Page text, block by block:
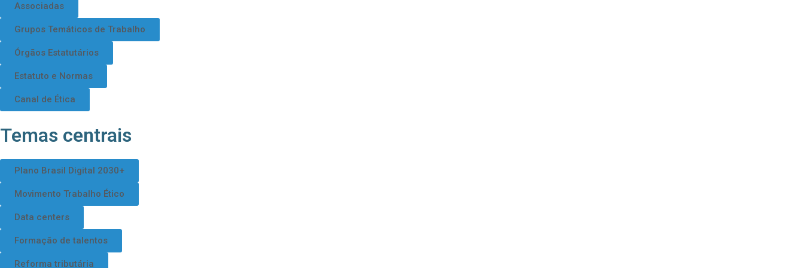
Associadas
Grupos Temáticos de Trabalho
Órgãos Estatutários
Estatuto e Normas
Canal de Ética
Temas centrais
Plano Brasil Digital 2030+
Movimento Trabalho Ético
Data centers
Formação de talentos
Reforma tributária